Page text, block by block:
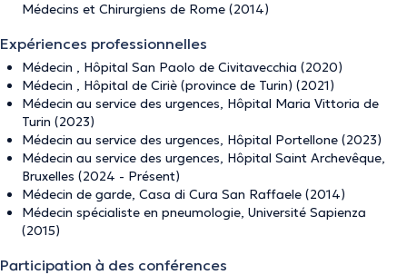
Médecins et Chirurgiens de Rome (2014)
Expériences professionnelles
Médecin , Hôpital San Paolo de Civitavecchia (2020)
Médecin , Hôpital de Ciriè (province de Turin) (2021)
Médecin au service des urgences, Hôpital Maria Vittoria de
Turin (2023)
Médecin au service des urgences, Hôpital Portellone (2023)
Médecin au service des urgences, Hôpital Saint Archevêque,
Bruxelles (2024 - Présent)
Médecin de garde, Casa di Cura San Raffaele (2014)
Médecin spécialiste en pneumologie, Université Sapienza
(2015)
Participation à des conférences